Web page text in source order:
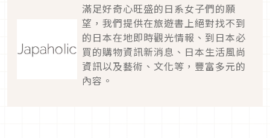
滿足好奇心旺盛的日系女子們的願
望，我們提供在旅遊書上絕對找不到
的日本在地即時觀光情報、到日本必
買的購物資訊新消息、日本生活風尚
資訊以及藝術、文化等，豐富多元的
內容。